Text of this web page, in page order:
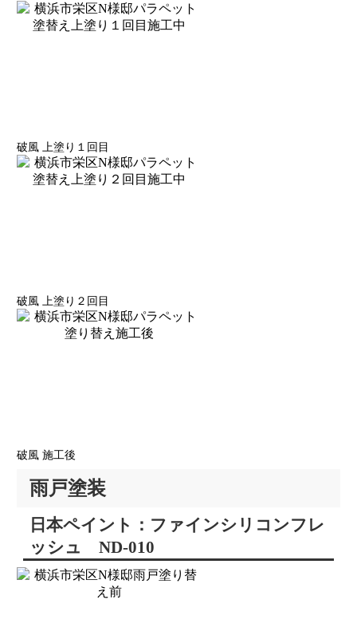
破風 上塗り１回目
破風 上塗り２回目
破風 施工後
雨戸塗装
日本ペイント：ファインシリコンフレ
ッシュ ND-010